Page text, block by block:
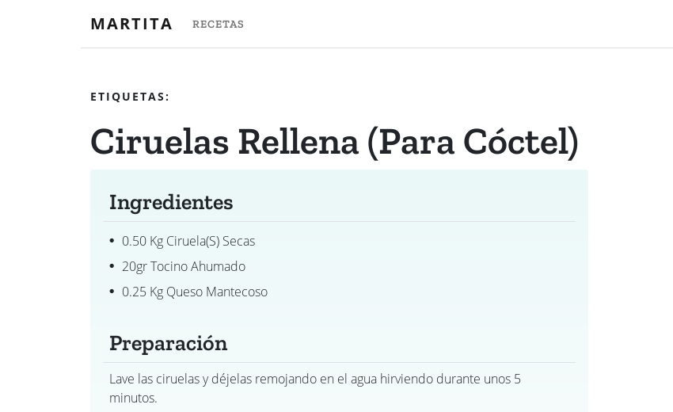
MARTITA RECETAS
ETIQUETAS:
Ciruelas Rellena (para Cóctel)
Ingredientes
0.50 Kg Ciruela(s) Secas
20gr Tocino Ahumado
0.25 Kg Queso Mantecoso
Preparación
Lave las ciruelas y déjelas remojando en el agua hirviendo durante unos 5
minutos.